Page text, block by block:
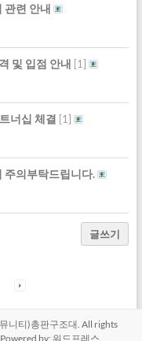
관련 안내
및 입점 안내 [1]
너십 체결 [1]
의부탁드립니다.
글쓰기
니티)총판구조대 . All rights
by:워드프레스